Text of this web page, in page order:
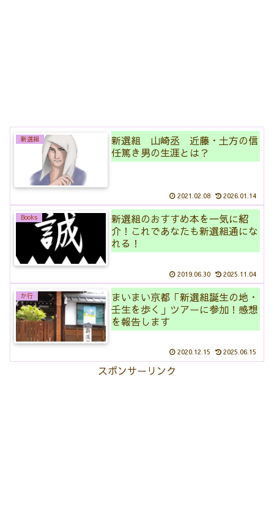
新選組
新選組 山崎丞 近藤・土方の信
任篤き男の生涯とは？
2021.02.08 2026.01.14
Books
新選組のおすすめ本を一気に紹
介！これであなたも新選組通にな
れる！
2019.06.30 2025.11.04
か行
まいまい京都「新選組誕生の地・
壬生を歩く」ツアーに参加！感想
を報告します
2020.12.15 2025.06.15
スポンサーリンク